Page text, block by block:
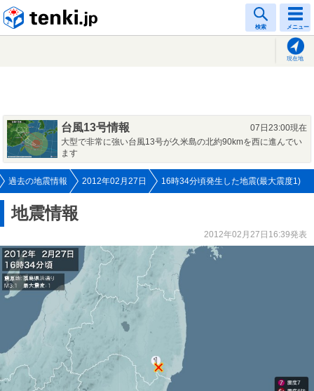
検索 メニュー
現在地
台風13号情報
07日23:00現在
大型で非常に強い台風13号が久米島の北約90kmを西に進んでい
ます
過去の地震情報 2012年02月27日 16時34分頃発生した地震(最大震度1)
地震情報
2012年02月27日16:39発表